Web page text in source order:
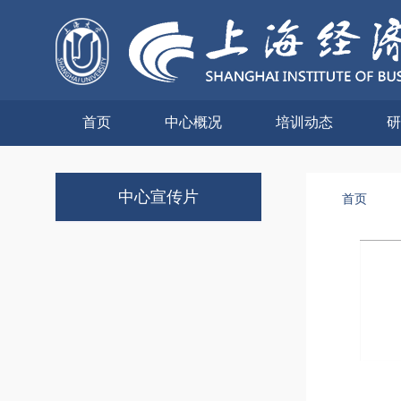
首页 中心概况 培训动态
中心宣传片 首页